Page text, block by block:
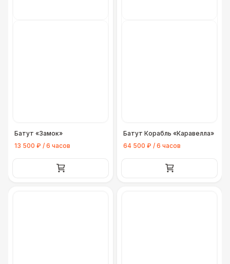
Батут «Замок»
13 500 ₽ / 6 часов
Батут Корабль «Каравелла»
64 500 ₽ / 6 часов